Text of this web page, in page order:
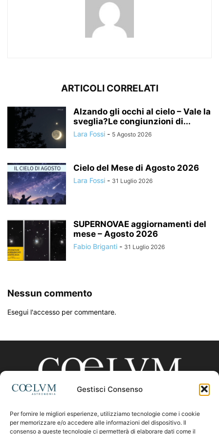
Gestisci Consenso
Per fornire le migliori esperienze, utilizziamo tecnologie come i cookie
per memorizzare e/o accedere alle informazioni del dispositivo. Il
consenso a queste tecnologie ci permetterà di elaborare dati come il
ARTICOLI CORRELATI
Alzando gli occhi al cielo – Vale la
sveglia?Le congiunzioni di...
Lara Fossi - 5 Agosto 2026
Cielo del Mese di Agosto 2026
Lara Fossi - 31 Luglio 2026
SUPERNOVAE aggiornamenti del
mese – Agosto 2026
Fabio Briganti - 31 Luglio 2026
Nessun commento
Esegui l'accesso per commentare.
CHI SIAMO